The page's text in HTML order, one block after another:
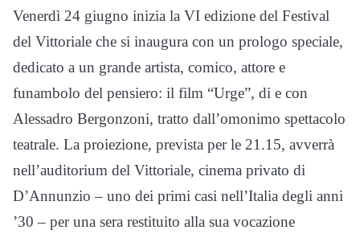
Venerdì 24 giugno inizia la VI edizione del Festival
del Vittoriale che si inaugura con un prologo speciale,
dedicato a un grande artista, comico, attore e
funambolo del pensiero: il film “Urge”, di e con
Alessadro Bergonzoni, tratto dall’omonimo spettacolo
teatrale. La proiezione, prevista per le 21.15, avverrà
nell’auditorium del Vittoriale, cinema privato di
D’Annunzio – uno dei primi casi nell’Italia degli anni
’30 – per una sera restituito alla sua vocazione